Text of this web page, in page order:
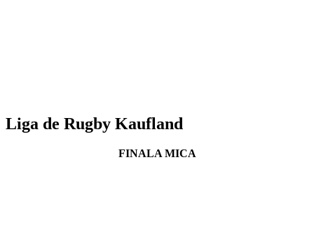
Liga de Rugby Kaufland
FINALA MICA